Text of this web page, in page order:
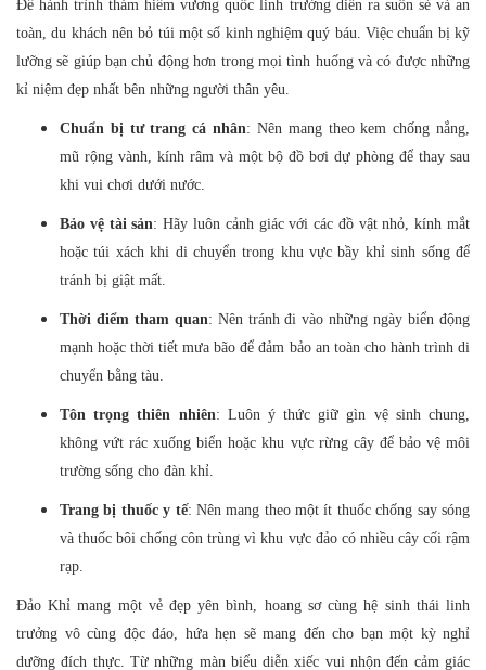
Để hành trình thám hiểm vương quốc linh trưởng diễn ra suôn sẻ và an
toàn, du khách nên bỏ túi một số kinh nghiệm quý báu. Việc chuẩn bị kỹ
lưỡng sẽ giúp bạn chủ động hơn trong mọi tình huống và có được những
kỉ niệm đẹp nhất bên những người thân yêu.
Chuẩn bị tư trang cá nhân: Nên mang theo kem chống nắng,
mũ rộng vành, kính râm và một bộ đồ bơi dự phòng để thay sau
khi vui chơi dưới nước.
Bảo vệ tài sản: Hãy luôn cảnh giác với các đồ vật nhỏ, kính mắt
hoặc túi xách khi di chuyển trong khu vực bầy khỉ sinh sống để
tránh bị giật mất.
Thời điểm tham quan: Nên tránh đi vào những ngày biển động
mạnh hoặc thời tiết mưa bão để đảm bảo an toàn cho hành trình di
chuyển bằng tàu.
Tôn trọng thiên nhiên: Luôn ý thức giữ gìn vệ sinh chung,
không vứt rác xuống biển hoặc khu vực rừng cây để bảo vệ môi
trường sống cho đàn khỉ.
Trang bị thuốc y tế: Nên mang theo một ít thuốc chống say sóng
và thuốc bôi chống côn trùng vì khu vực đảo có nhiều cây cối rậm
rạp.
Đảo Khỉ mang một vẻ đẹp yên bình, hoang sơ cùng hệ sinh thái linh
trưởng vô cùng độc đáo, hứa hẹn sẽ mang đến cho bạn một kỳ nghỉ
dưỡng đích thực. Từ những màn biểu diễn xiếc vui nhộn đến cảm giác